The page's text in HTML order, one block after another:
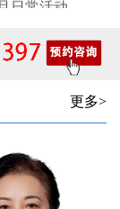
发白要紧吗
不会变白癜风
变白怎么了
更多>